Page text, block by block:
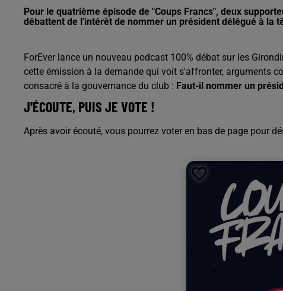
Pour le quatrième épisode de "Coups Francs", deux
débattent de l'intérêt de nommer un président délégué à la
ForEver lance un nouveau podcast 100% débat sur les
cette émission à la demande qui voit s'affronter, arguments
consacré à la gouvernance du club : Faut-il nommer un
J'ÉCOUTE, PUIS JE VOTE !
Après avoir écouté, vous pourrez voter en bas de page pour